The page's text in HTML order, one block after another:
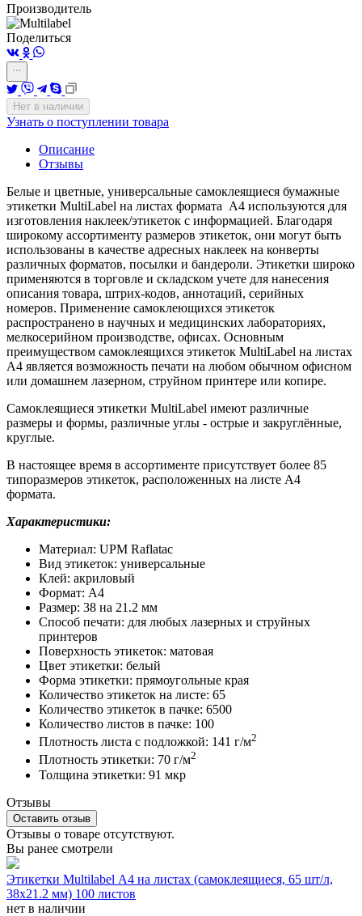
Производитель
Поделиться
Нет в наличии
Узнать о поступлении товара
Описание
Отзывы
Белые и цветные, универсальные самоклеящиеся бумажные
этикетки MultiLabel на листах формата А4 используются для
изготовления наклеек/этикеток с информацией. Благодаря
широкому ассортименту размеров этикеток, они могут быть
использованы в качестве адресных наклеек на конверты
различных форматов, посылки и бандероли. Этикетки широко
применяются в торговле и складском учете для нанесения
описания товара, штрих-кодов, аннотаций, серийных
номеров. Применение самоклеющихся этикеток
распространено в научных и медицинских лабораториях,
мелкосерийном производстве, офисах. Основным
преимуществом самоклеящихся этикеток MultiLabel на листах
А4 является возможность печати на любом обычном офисном
или домашнем лазерном, струйном принтере или копире.
Самоклеящиеся этикетки MultiLabel имеют различные
размеры и формы, различные углы - острые и закруглённые,
круглые.
В настоящее время в ассортименте присутствует более 85
типоразмеров этикеток, расположенных на листе А4
формата.
Характеристики:
Материал: UPM Raflatac
Вид этикеток: универсальные
Клей: акриловый
Формат: А4
Размер: 38 на 21.2 мм
Способ печати: для любых лазерных и струйных
принтеров
Поверхность этикеток: матовая
Цвет этикетки: белый
Форма этикетки: прямоугольные края
Количество этикеток на листе: 65
Количество этикеток в пачке: 6500
Количество листов в пачке: 100
Плотность листа с подложкой: 141 г/м2
Плотность этикетки: 70 г/м2
Толщина этикетки: 91 мкр
Отзывы
Оставить отзыв
Отзывы о товаре отсутствуют.
Вы ранее смотрели
Этикетки Multilabel А4 на листах (самоклеящиеся, 65 шт/л,
38х21.2 мм) 100 листов
нет в наличии